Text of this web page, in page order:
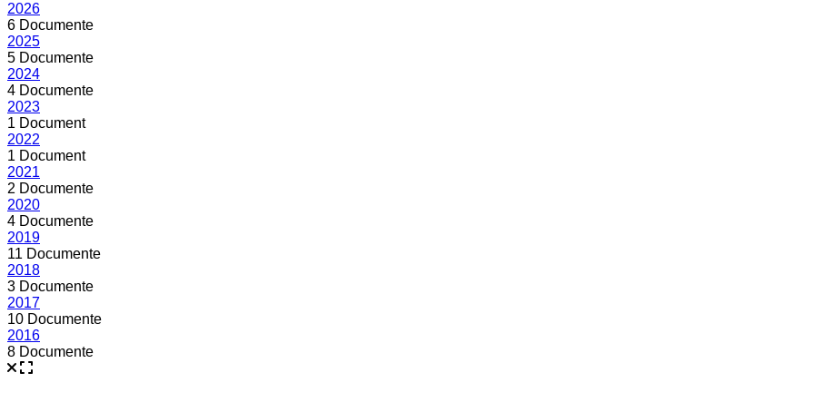
2026
6 Documente
2025
5 Documente
2024
4 Documente
2023
1 Document
2022
1 Document
2021
2 Documente
2020
4 Documente
2019
11 Documente
2018
3 Documente
2017
10 Documente
2016
8 Documente